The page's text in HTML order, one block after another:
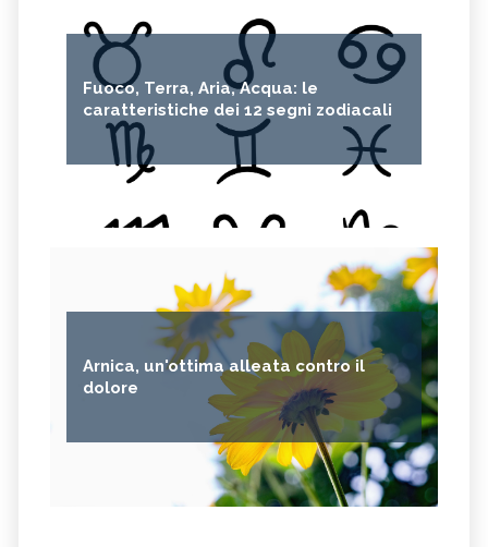
Fuoco, Terra, Aria, Acqua: le
caratteristiche dei 12 segni zodiacali
Arnica, un'ottima alleata contro il
dolore